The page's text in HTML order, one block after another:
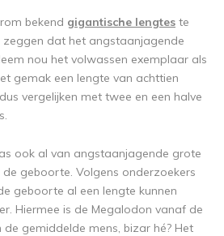
bekend gigantische lengtes te
zeggen dat het angstaanjagende
nou het volwassen exemplaar als
gemak een lengte van achttien
vergelijken met twee en een halve
ook al van angstaanjagende grote
geboorte. Volgens onderzoekers
geboorte al een lengte kunnen
Hiermee is de Megalodon vanaf de
gemiddelde mens, bizar hé? Het